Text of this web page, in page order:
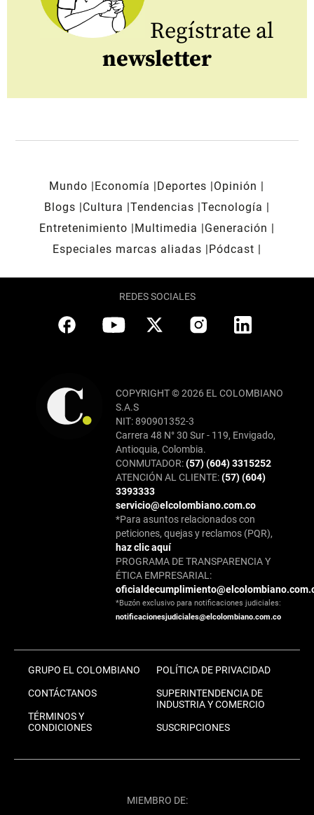
Regístrate al
newsletter
Mundo Economía Deportes
Opinión
Blogs
Cultura Tendencias Tecnología
Entretenimiento
Multimedia
Generación
Especiales marcas aliadas
Pódcast
REDES SOCIALES
COPYRIGHT © 2026 EL COLOMBIANO
S.A.S
NIT: 890901352-3
Carrera 48 N° 30 Sur - 119, Envigado,
Antioquia, Colombia.
CONMUTADOR:(57) (604) 3315252
ATENCIÓN AL CLIENTE:(57) (604)
3393333
servicio@elcolombiano.com.co
*Para asuntos relacionados con
peticiones, quejas y reclamos (PQR),
haz clic aquí
PROGRAMA DE TRANSPARENCIA Y
ÉTICA EMPRESARIAL:
*Buzón exclusivo para notificaciones judiciales:
notificacionesjudiciales@elcolombiano.com.co
GRUPO EL COLOMBIANO
CONTÁCTANOS
TÉRMINOS Y
CONDICIONES
POLÍTICA DE PRIVACIDAD
SUPERINTENDENCIA DE
INDUSTRIA Y COMERCIO
SUSCRIPCIONES
MIEMBRO DE: